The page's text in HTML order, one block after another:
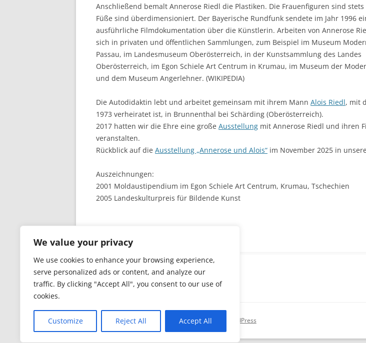
We value your privacy
We use cookies to enhance your browsing experience,
serve personalized ads or content, and analyze our
traffic. By clicking "Accept All", you consent to our use of
cookies.
Customize Reject All Accept All
Anschließend bemalt Annerose Riedl die Plastiken. Die Frauenfiguren sind
Füße sind überdimensioniert. Der Bayerische Rundfunk sendete im Jahr 1996
ausführliche Filmdokumentation über die Künstlerin. Arbeiten von Annerose
sich in privaten und öffentlichen Sammlungen, zum Beispiel im Museum
Passau, im Landesmuseum Oberösterreich, in der Kunstsammlung des Landes
Oberösterreich, im Egon Schiele Art Centrum in Krumau, im Museum der
und dem Museum Angerlehner. (WIKIPEDIA)
Die Autodidaktin lebt und arbeitet gemeinsam mit ihrem Mann Alois Riedl, mit
1973 verheiratet ist, in Brunnenthal bei Schärding (Oberösterreich).
2017 hatten wir die Ehre eine große Ausstellung mit Annerose Riedl und ihren
veranstalten.
Rückblick auf die Ausstellung „Annerose und Alois“ im November 2025 in
Auszeichnungen:
2001 Moldaustipendium im Egon Schiele Art Centrum, Krumau, Tschechien
2005 Landeskulturpreis für Bildende Kunst
Datenschutzerklärung Stolz präsentiert von WordPress